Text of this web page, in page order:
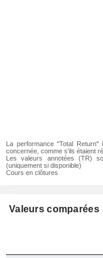
La performance "Total
concernée, comme s'ils étaient
Les valeurs annotées (TR)
(uniquement si disponible)
Cours en clôtures
Valeurs comparées